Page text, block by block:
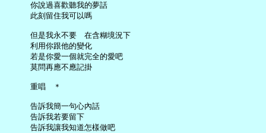
     你說過喜歡聽我的夢話
     此刻留住我可以嗎
     但是我永不要　在含糊境況下
     利用你跟他的變化
     若是你愛一個就完全的愛吧
     莫問再應不應記掛
     重唱　＊
     告訴我簡一句心內話
     告訴我若要留下
     告訴我讓我知道怎樣做吧